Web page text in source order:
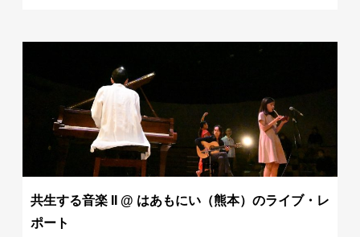
共生する音楽 II @ はあもにい（熊本）のライブ・レ
ポート